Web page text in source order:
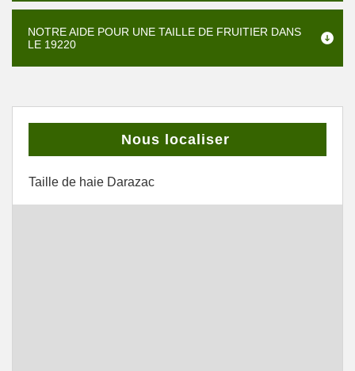
NOTRE AIDE POUR UNE TAILLE DE FRUITIER DANS
LE 19220
Nous localiser
Taille de haie Darazac